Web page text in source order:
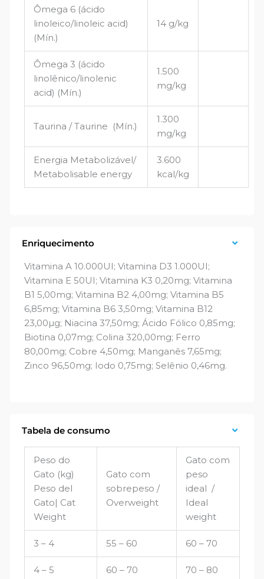
Ômega 6 (ácido
linoleico/linoleic acid)
(Mín.)
14 g/kg
Ômega 3 (ácido
linolênico/linolenic
acid) (Mín.)
1.500
mg/kg
Taurina / Taurine (Mín.)
1.300
mg/kg
Energia Metabolizável/
Metabolisable energy
3.600
kcal/kg
Enriquecimento
Vitamina A 10.000UI; Vitamina D3 1.000UI;
Vitamina E 50UI; Vitamina K3 0,20mg; Vitamina
B1 5,00mg; Vitamina B2 4,00mg; Vitamina B5
6,85mg; Vitamina B6 3,50mg; Vitamina B12
23,00µg; Niacina 37,50mg; Ácido Fólico 0,85mg;
Biotina 0,07mg; Colina 320,00mg; Ferro
80,00mg; Cobre 4,50mg; Manganês 7,65mg;
Zinco 96,50mg; Iodo 0,75mg; Selênio 0,46mg.
Tabela de consumo
Peso do
Gato (kg)
Peso del
Gato| Cat
Weight
Gato com
sobrepeso /
Overweight
Gato com
peso
ideal /
Ideal
weight
3 – 4 55 – 60 60 – 70
4 – 5 60 – 70 70 – 80